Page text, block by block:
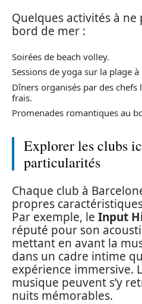
Quelques activités à
bord de mer :
Soirées de beach volley.
Sessions de yoga sur la plage à
Dîners organisés par des
frais.
Promenades romantiques au
Explorer les clubs
particularités
Chaque club à
propres
Par exemple, le Input
réputé pour son
mettant en avant la
dans un cadre intime
expérience immersive.
musique peuvent s’y
nuits mémorables.